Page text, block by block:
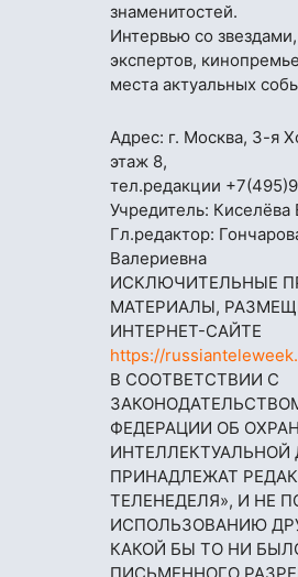
знаменитостей.
Интервью со
экспертов,
места актуальных
Адрес: г. Москва, 3-я
этаж 8,
тел.редакции
Учредитель:
Гл.редактор:
Валериевна
ИСКЛЮЧИТЕЛЬНЫЕ
МАТЕРИАЛЫ,
ИНТЕРНЕТ-САЙТЕ
https://
В СООТВЕТСТВИИ С
ФЕДЕРАЦИИ ОБ
ИНТЕЛЛЕКТУАЛЬНОЙ
ПРИНАДЛЕЖАТ
ТЕЛЕНЕДЕЛЯ», И НЕ
ИСПОЛЬЗОВАНИЮ
КАКОЙ БЫ ТО НИ